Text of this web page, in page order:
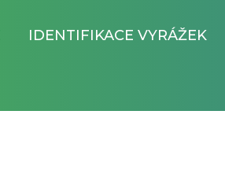
IDENTIFIKACE VYRÁŽEK